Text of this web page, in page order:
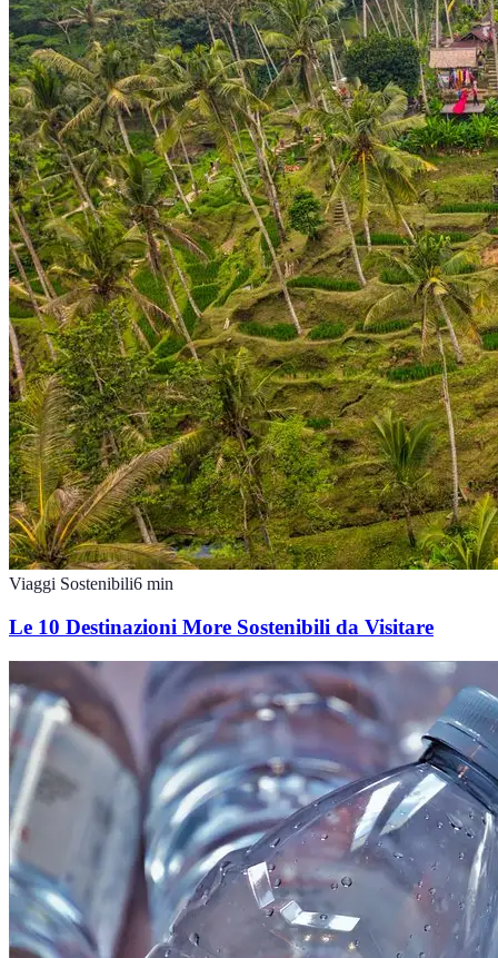
Viaggi Sostenibili6 min
Le 10 Destinazioni More Sostenibili da Visitare